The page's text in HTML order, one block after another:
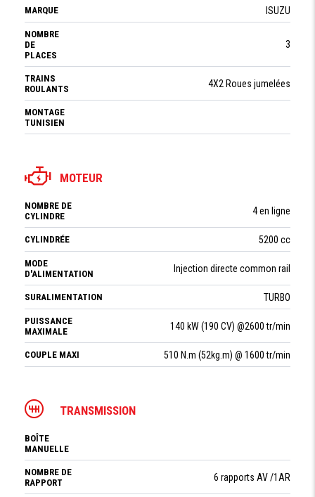
MARQUE ISUZU
NOMBRE
DE
PLACES
3
TRAINS
ROULANTS
4X2 Roues jumelées
MONTAGE
TUNISIEN
MOTEUR
NOMBRE DE
CYLINDRE
4 en ligne
CYLINDRÉE 5200 cc
MODE
D'ALIMENTATION
Injection directe common rail
SURALIMENTATION TURBO
PUISSANCE
MAXIMALE
140 kW (190 CV) @2600 tr/min
COUPLE MAXI 510 N.m (52kg.m) @ 1600 tr/min
TRANSMISSION
BOÎTE
MANUELLE
NOMBRE DE
RAPPORT
6 rapports AV /1AR